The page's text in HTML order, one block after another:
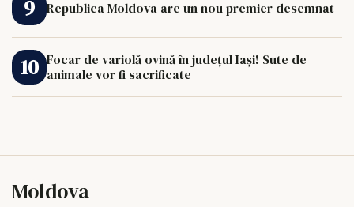
Republica Moldova are un nou premier desemnat
Focar de variolă ovină în județul Iași! Sute de
animale vor fi sacrificate
Moldova